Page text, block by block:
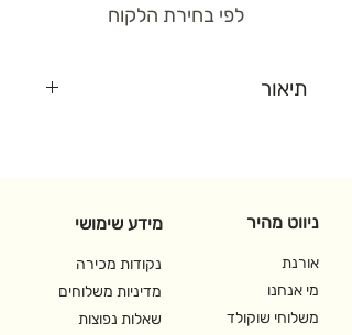
לפי בחירת הלקוח
תיאור
סקיני (דפי שוקולד) / פרליני
קרמיני / פרליני בייטס / קליפות
תפוז מצופות, לפי בחירת הלקוח
מידע שימושי
נקודות מכירה
מדיניות משלוחים
שאלות נפוצות
ניווט מהיר
אורנת
מי אנחנו
משלוחי שוקולד